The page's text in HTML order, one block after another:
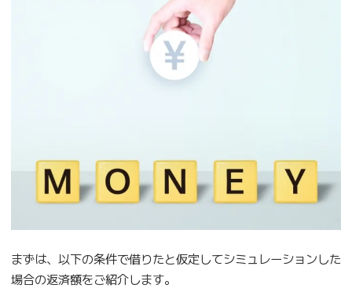
まずは、以下の条件で借りたと仮定してシミュレーションした
場合の返済額をご紹介します。